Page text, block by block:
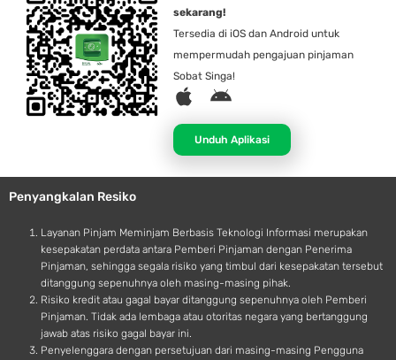
sekarang!
Tersedia di iOS dan Android untuk
mempermudah pengajuan pinjaman
Sobat Singa!
A
p
l
e
A
d
r
o
d
Unduh Aplikasi
Penyangkalan Resiko
Layanan Pinjam Meminjam Berbasis Teknologi Informasi merupakan
kesepakatan perdata antara Pemberi Pinjaman dengan Penerima
Pinjaman, sehingga segala risiko yang timbul dari kesepakatan tersebut
ditanggung sepenuhnya oleh masing-masing pihak.
Risiko kredit atau gagal bayar ditanggung sepenuhnya oleh Pemberi
Pinjaman. Tidak ada lembaga atau otoritas negara yang bertanggung
jawab atas risiko gagal bayar ini.
Penyelenggara dengan persetujuan dari masing-masing Pengguna